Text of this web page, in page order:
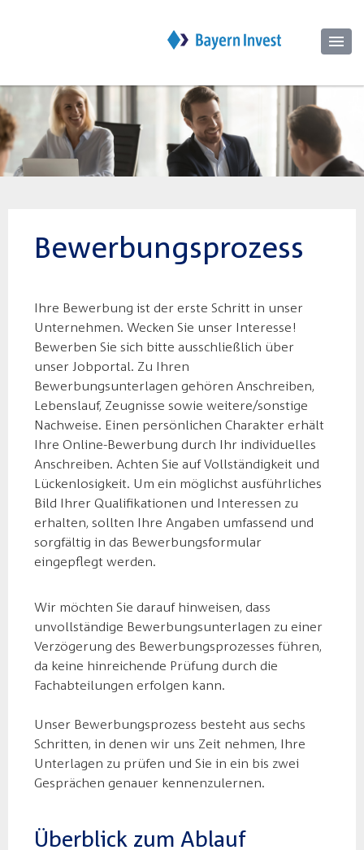
Bewerbungsprozess
Ihre Bewerbung ist der erste Schritt in unser
Unternehmen. Wecken Sie unser Interesse!
Bewerben Sie sich bitte ausschließlich über
unser Jobportal. Zu Ihren
Bewerbungsunterlagen gehören Anschreiben,
Lebenslauf, Zeugnisse sowie weitere/sonstige
Nachweise. Einen persönlichen Charakter erhält
Ihre Online-Bewerbung durch Ihr individuelles
Anschreiben. Achten Sie auf Vollständigkeit und
Lückenlosigkeit. Um ein möglichst ausführliches
Bild Ihrer Qualifikationen und Interessen zu
erhalten, sollten Ihre Angaben umfassend und
sorgfältig in das Bewerbungsformular
eingepflegt werden.
Wir möchten Sie darauf hinweisen, dass
unvollständige Bewerbungsunterlagen zu einer
Verzögerung des Bewerbungsprozesses führen,
da keine hinreichende Prüfung durch die
Fachabteilungen erfolgen kann.
Unser Bewerbungsprozess besteht aus sechs
Schritten, in denen wir uns Zeit nehmen, Ihre
Unterlagen zu prüfen und Sie in ein bis zwei
Gesprächen genauer kennenzulernen.
Überblick zum Ablauf